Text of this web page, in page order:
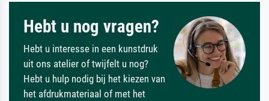
Hebt u nog vragen?
Hebt u interesse in een kunstdruk
uit ons atelier of twijfelt u nog?
Hebt u hulp nodig bij het kiezen van
het afdrukmateriaal of met het